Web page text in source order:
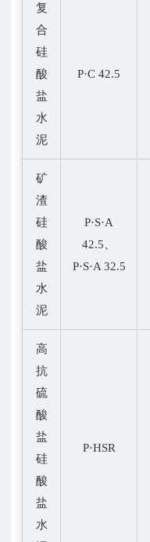
复
合
硅
酸
盐
水
泥
P·C 42.5
矿
渣
硅
酸
盐
水
泥
P·S·A
42.5、
P·S·A 32.5
高
抗
硫
酸
盐
硅
酸
盐
水
P·HSR